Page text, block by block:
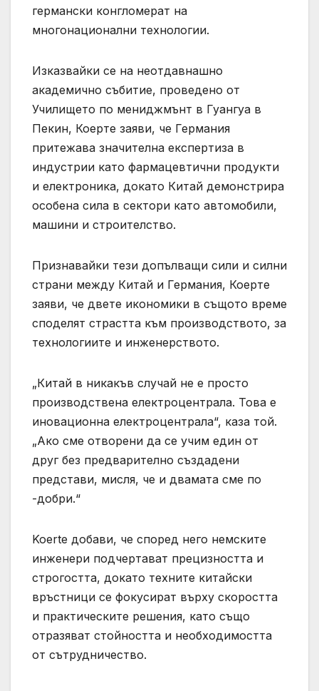
германски конгломерат на
многонационални технологии.
Изказвайки се на неотдавнашно
академично събитие, проведено от
Училището по мениджмънт в Гуангуа в
Пекин, Коерте заяви, че Германия
притежава значителна експертиза в
индустрии като фармацевтични продукти
и електроника, докато Китай демонстрира
особена сила в сектори като автомобили,
машини и строителство.
Признавайки тези допълващи сили и силни
страни между Китай и Германия, Коерте
заяви, че двете икономики в същото време
споделят страстта към производството, за
технологиите и инженерството.
„Китай в никакъв случай не е просто
производствена електроцентрала. Това е
иновационна електроцентрала“, каза той.
„Ако сме отворени да се учим един от
друг без предварително създадени
представи, мисля, че и двамата сме по
-добри.“
Koerte добави, че според него немските
инженери подчертават прецизността и
строгостта, докато техните китайски
връстници се фокусират върху скоростта
и практическите решения, като също
отразяват стойността и необходимостта
от сътрудничество.